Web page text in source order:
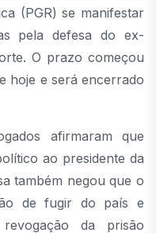
(PGR) se manifestar
pela defesa do ex-
O prazo começou
hoje e será encerrado
afirmaram que
ao presidente da
também negou que o
de fugir do país e
da prisão